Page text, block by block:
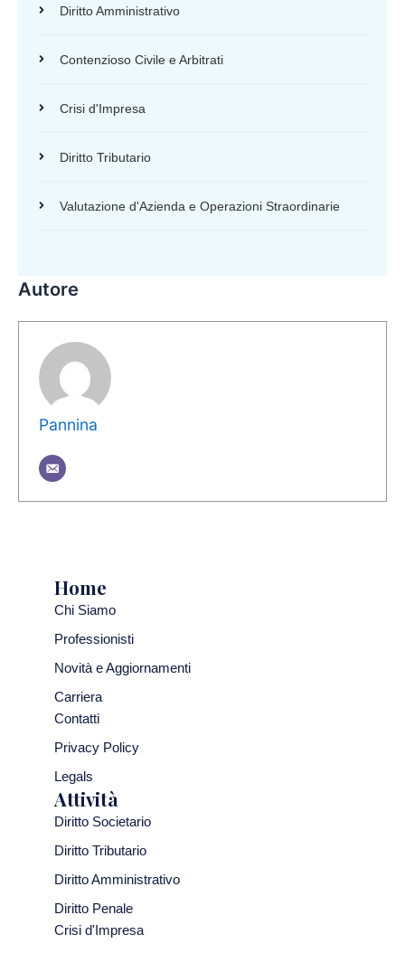
Diritto Amministrativo
Contenzioso Civile e Arbitrati
Crisi d'Impresa
Diritto Tributario
Valutazione d'Azienda e Operazioni Straordinarie
Autore
Pannina
Home
Chi Siamo
Professionisti
Novità e Aggiornamenti
Carriera
Contatti
Privacy Policy
Legals
Attività
Diritto Societario
Diritto Tributario
Diritto Amministrativo
Diritto Penale
Crisi d'Impresa